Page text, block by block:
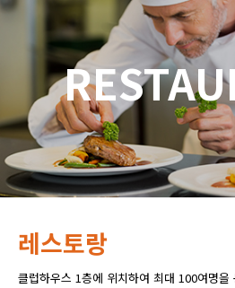
레스토랑
클럽하우스 1층에 위치하여 최대 100여명을